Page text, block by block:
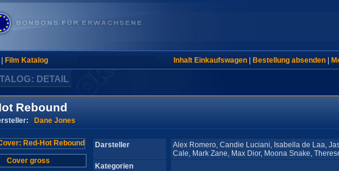
Film Katalog Inhalt Einkaufswagen| Bestellung absenden|
DETAIL
Rebound
Dane Jones
Cover gross
Darsteller
Alex Romero, Candie Luciani, Isabella de Laa,
Cale, Mark Zane, Max Dior, Moona Snake,
Kategorien